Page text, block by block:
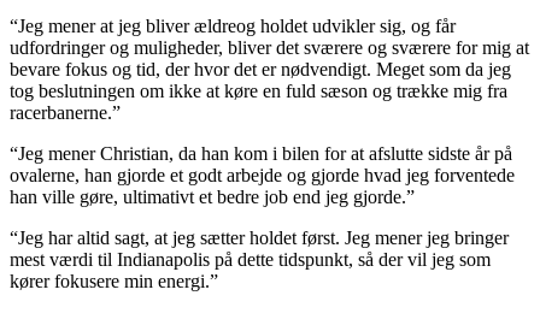
“Jeg mener at jeg bliver ældreog holdet udvikler sig, og får
udfordringer og muligheder, bliver det sværere og sværere for mig at
bevare fokus og tid, der hvor det er nødvendigt. Meget som da jeg
tog beslutningen om ikke at køre en fuld sæson og trække mig fra
racerbanerne.”
“Jeg mener Christian, da han kom i bilen for at afslutte sidste år på
ovalerne, han gjorde et godt arbejde og gjorde hvad jeg forventede
han ville gøre, ultimativt et bedre job end jeg gjorde.”
“Jeg har altid sagt, at jeg sætter holdet først. Jeg mener jeg bringer
mest værdi til Indianapolis på dette tidspunkt, så der vil jeg som
kører fokusere min energi.”